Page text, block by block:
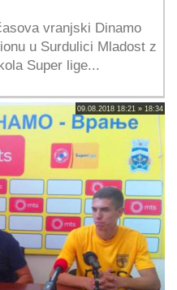
vranjski Dinamo
u Surdulici Mladost z
Super lige...
09.08.2018 18:21 » 18:34